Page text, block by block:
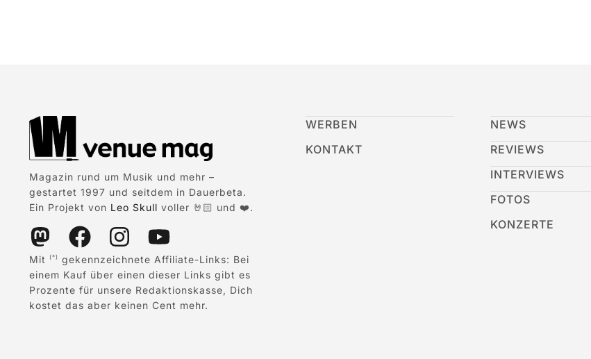
Magazin rund um Musik und mehr –
gestartet 1997 und seitdem in Dauerbeta.
Ein Projekt von Leo Skull voller 🤘🏻 und ❤️.
Mit (*)
gekennzeichnete Affiliate-Links: Bei
einem Kauf über einen dieser Links gibt es
Prozente für unsere Redaktionskasse, Dich
kostet das aber keinen Cent mehr.
WERBEN
KONTAKT
NEWS
REVIEWS
INTERVIEWS
FOTOS
KONZERTE